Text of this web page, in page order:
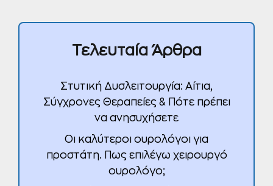
Τελευταία Άρθρα
Στυτική Δυσλειτουργία: Αίτια,
Σύγχρονες Θεραπείες & Πότε πρέπει
να ανησυχήσετε
Οι καλύτεροι ουρολόγοι για
προστάτη. Πως επιλέγω χειρουργό
ουρολόγο;